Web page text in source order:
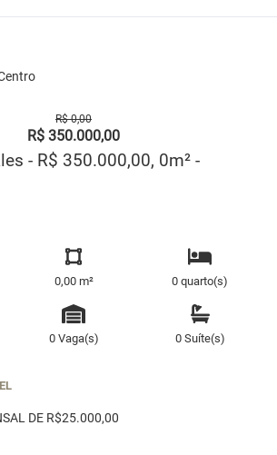
R$ 0,00
R$ 350.000,00
- R$ 350.000,00, 0m² -
0,00 m² 0 quarto(s)
0 Vaga(s) 0 Suíte(s)
DE R$25.000,00